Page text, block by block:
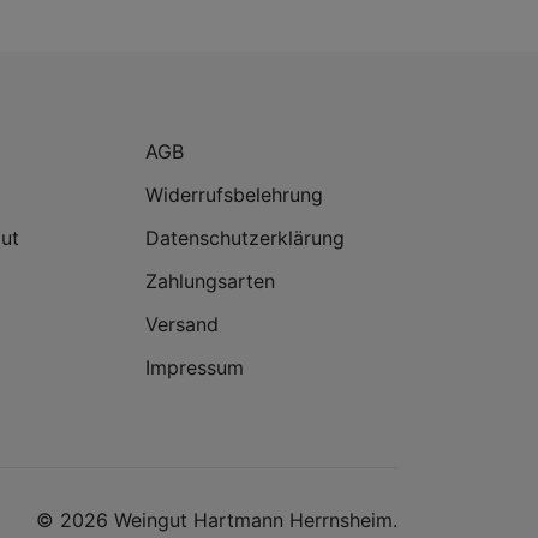
AGB
Widerrufsbelehrung
Datenschutzerklärung
Zahlungsarten
Versand
Impressum
© 2026 Weingut Hartmann Herrnsheim.